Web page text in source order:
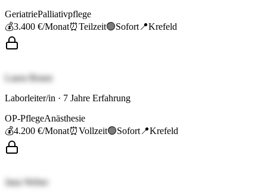
GeriatriePalliativpflege
💰3.400 €/Monat⏰Teilzeit🟢Sofort 📍Krefeld
Laura Braun
Laborleiter/in · 7 Jahre Erfahrung
OP-PflegeAnästhesie
💰4.200 €/Monat⏰Vollzeit🟢Sofort 📍Krefeld
Jana Weber